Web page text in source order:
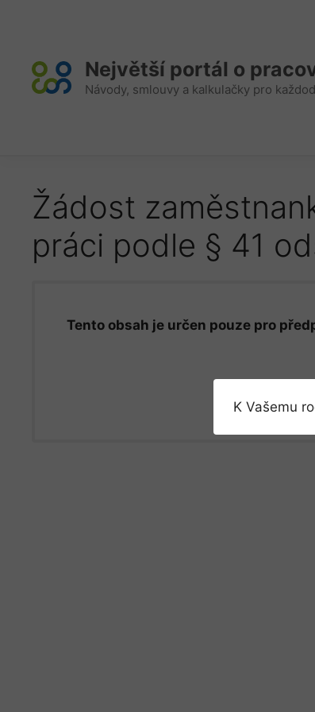
Největší portál o
Návody, smlouvy a kalkulačky pro
Žádost
práci podle § 41
Tento obsah je určen pouze pro
K Vašemu